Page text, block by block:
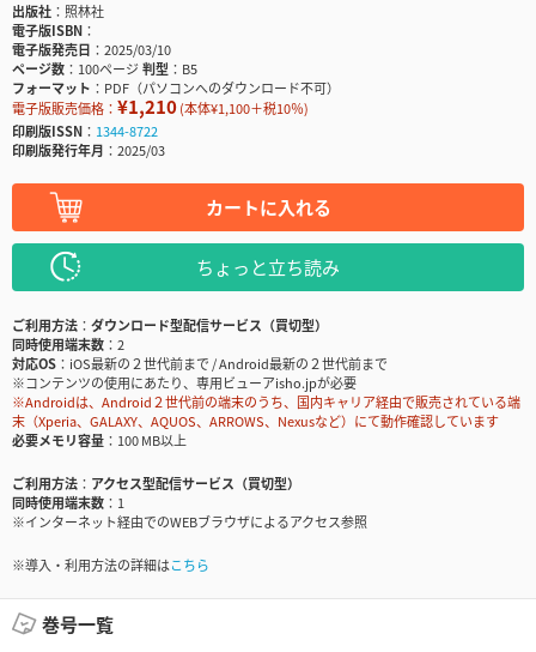
出版社
照林社
電子版ISBN
電子版発売日
2025/03/10
ページ数
100ページ判型
B5
フォーマット
PDF（パソコンへのダウンロード不可）
電子版販売価格： ¥1,210(本体¥1,100＋税10％)
印刷版ISSN
1344-8722
印刷版発行年月
2025/03
カートに入れる
ちょっと立ち読み
ご利用方法
ダウンロード型配信サービス（買切型）
同時使用端末数
2
対応OS
iOS最新の２世代前まで / Android最新の２世代前まで
※コンテンツの使用にあたり、専用ビューアisho.jpが必要
※Androidは、Android２世代前の端末のうち、国内キャリア経由で販売されている端
末（Xperia、GALAXY、AQUOS、ARROWS、Nexusなど）にて動作確認しています
必要メモリ容量
100 MB以上
ご利用方法
アクセス型配信サービス（買切型）
同時使用端末数
1
※インターネット経由でのWEBブラウザによるアクセス参照
※導入・利用方法の詳細はこちら
巻号一覧